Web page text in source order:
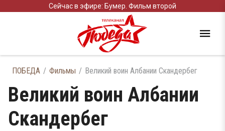
Сейчас в эфире: Бумер. Фильм второй
ПОБЕДА Фильмы Великий воин Албании Скандербег
Великий воин Албании
Скандербег